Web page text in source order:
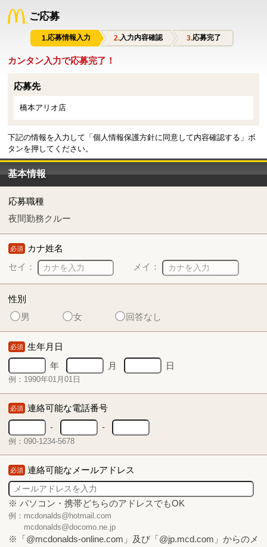
ご応募
応募情報入力 入力内容確認 応募完了
カンタン入力で応募完了！
応募先
橋本アリオ店
下記の情報を入力して「個人情報保護方針に同意して内容確認する」ボ
タンを押してください。
基本情報
応募職種
夜間勤務クルー
必須 カナ姓名
セイ：
メイ：
性別
男
女 回答なし
必須 生年月日
年
月 日
例：1990年01月01日
必須 連絡可能な電話番号
-
-
例：090-1234-5678
必須 連絡可能なメールアドレス
※ パソコン・携帯どちらのアドレスでもOK
例：mcdonalds@hotmail.com
mcdonalds@docomo.ne.jp
※「@mcdonalds-online.com」及び「@jp.mcd.com」からのメ